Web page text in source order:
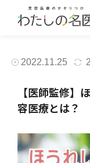
2022.11.25
【医師監修】
容医療とは？